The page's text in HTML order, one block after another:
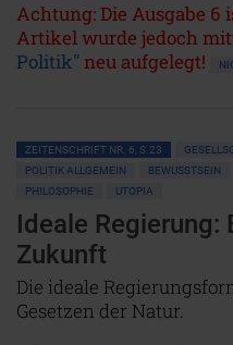
Achtung: Die Ausgabe
Artikel wurde jedoch
Politik" neu aufgelegt!
ZEITENSCHRIFT NR. 6, S.23
POLITIK ALLGEMEIN
BEWUSSTSEIN
PHILOSOPHIE
UTOPIA
Ideale Regierung:
Zukunft
Die ideale
Gesetzen der Natur.